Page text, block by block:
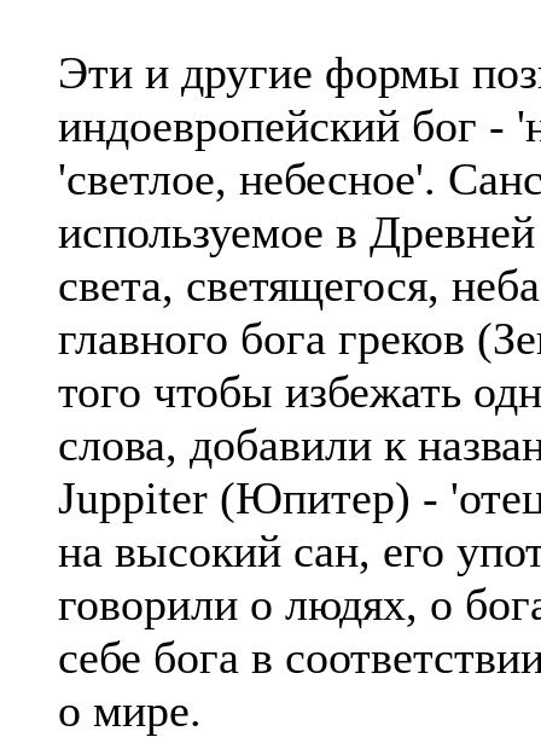
Эти и другие формы
индоевропейский бог -
'светлое, небесное'.
используемое в
света, светящегося,
главного бога греков
того чтобы избежать
слова, добавили к
Juppiter (Юпитер) -
на высокий сан, его
говорили о людях, о
себе бога в
о мире.